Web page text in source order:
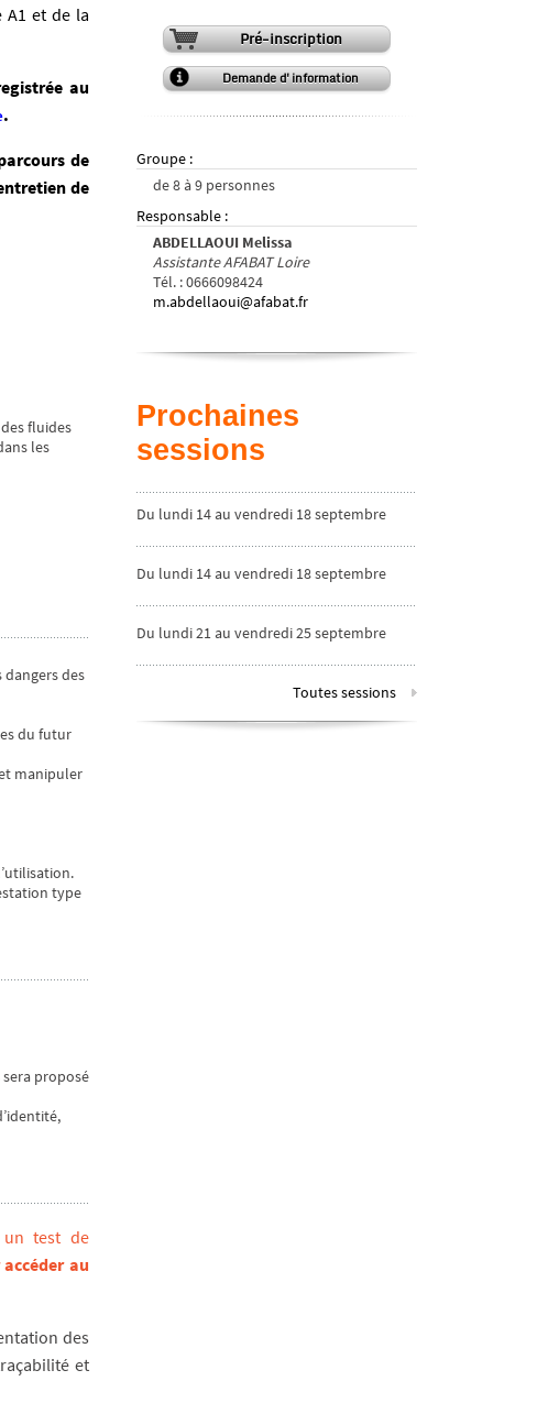
et de la
au
.
de
de
fluides
les
des
du futur
manipuler
type
proposé
un test de
au
des
et
Pré-inscription
Demande d'information
Groupe :
de8à9 personnes
Responsable :
ABDELLAOUI Melissa
Assistante AFABAT Loire
Tél. :0666098424
m.abdellaoui@afabat.fr
Prochaines
sessions
Du lundi 14 au vendredi 18 septembre
Du lundi 14 au vendredi 18 septembre
Du lundi 21 au vendredi 25 septembre
Toutes sessions